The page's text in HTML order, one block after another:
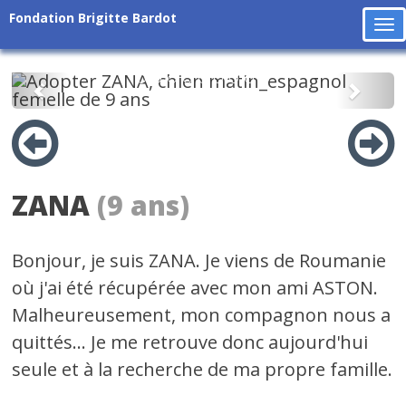
Fondation Brigitte Bardot
Précédent
ZANA (9 ans)
Bonjour, je suis ZANA. Je viens de Roumanie
où j'ai été récupérée avec mon ami ASTON.
Malheureusement, mon compagnon nous a
quittés... Je me retrouve donc aujourd'hui
seule et à la recherche de ma propre famille.